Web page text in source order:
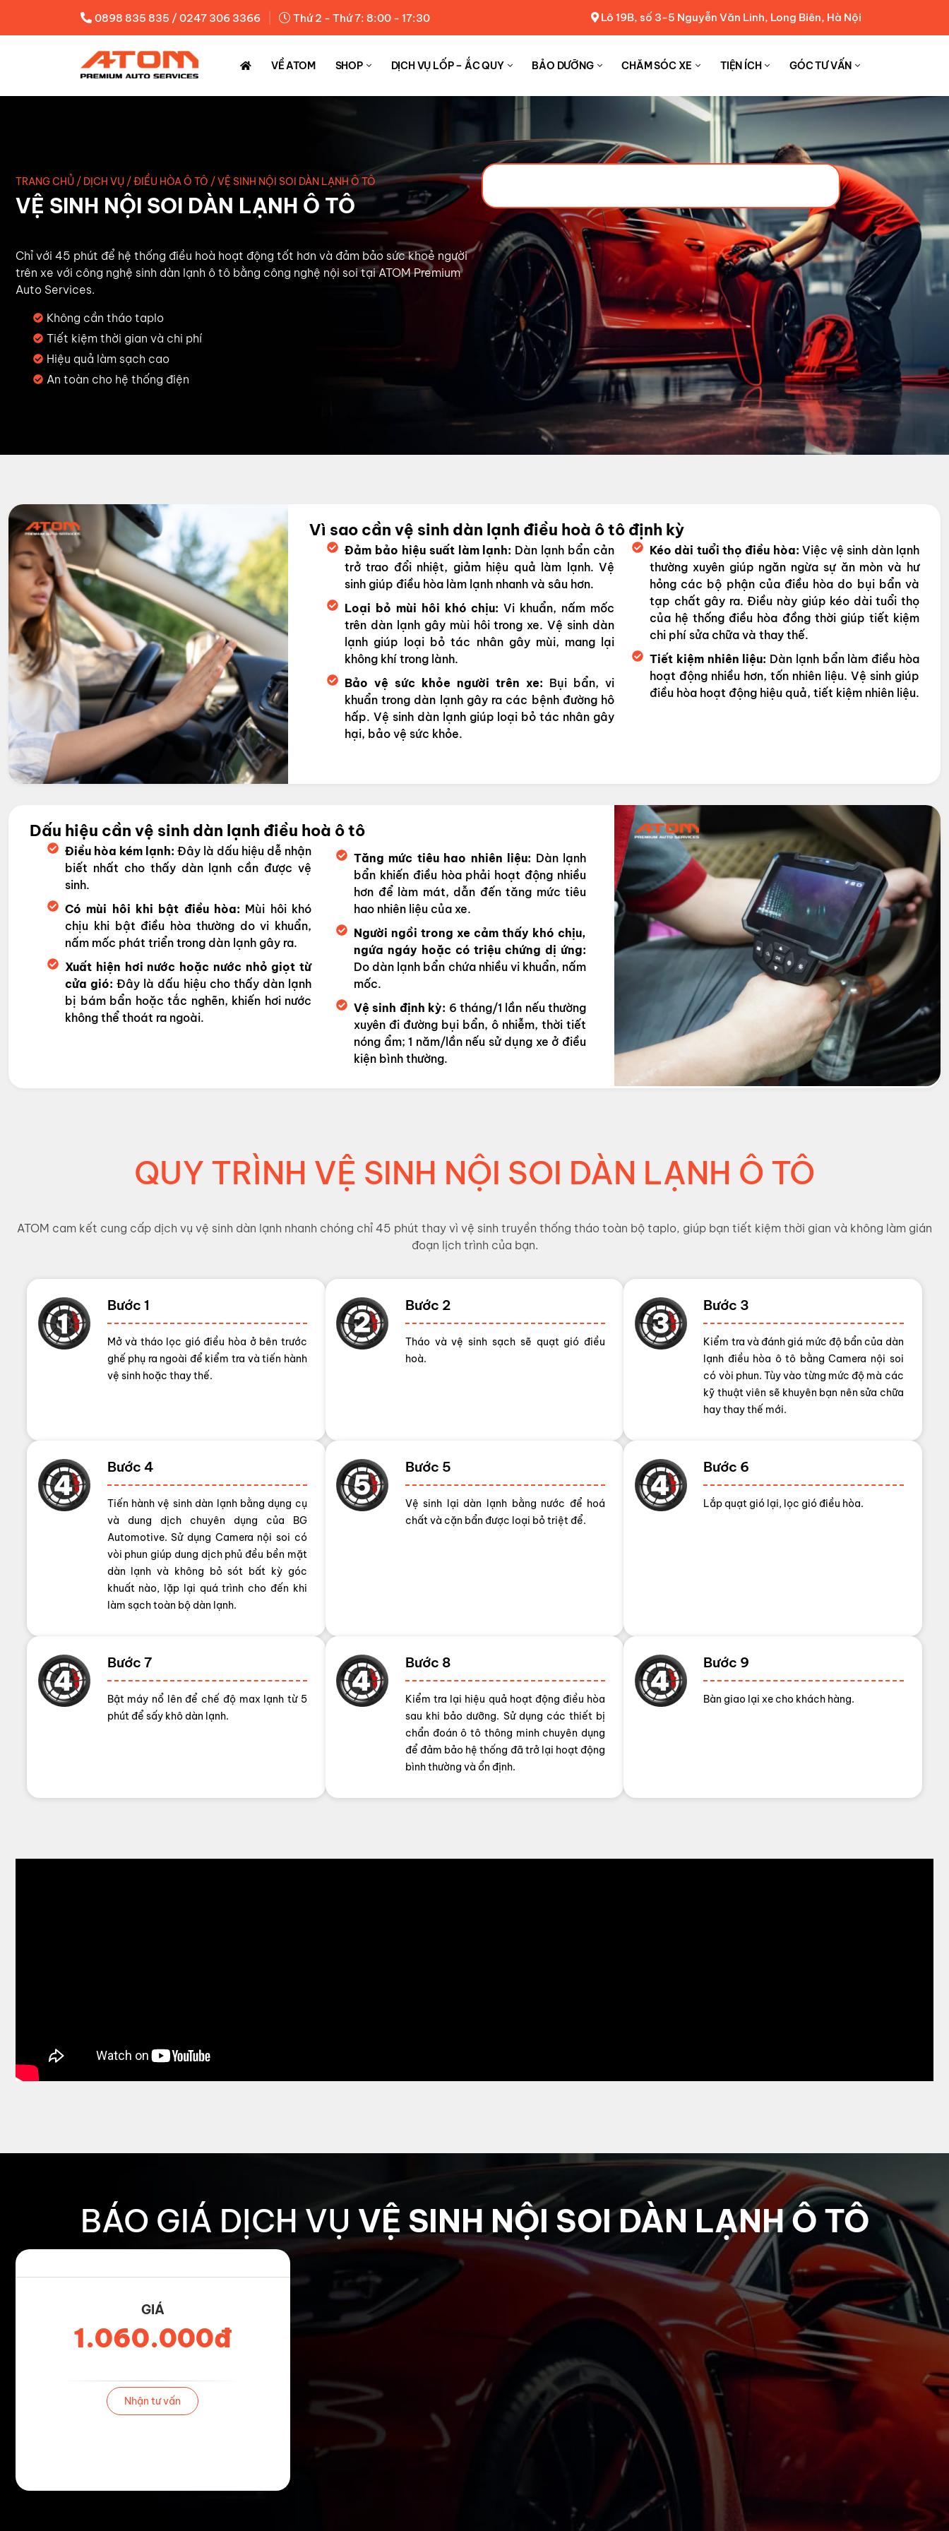
0898 835 835 / 0247 306 3366 Thứ 2 - Thứ 7: 8:00 - 17:30 Lô 19B, số 3-5 Nguyễn Văn Linh, Long Biên, Hà Nội
VỀ ATOM SHOP DỊCH VỤ LỐP – ẮC QUY BẢO DƯỠNG CHĂM SÓC XE TIỆN ÍCH GÓC TƯ VẤN
TRANG CHỦ / DỊCH VỤ /ĐIỀU HÒA Ô TÔ /VỆ SINH NỘI SOI DÀN LẠNH Ô TÔ
VỆ SINH NỘI SOI DÀN LẠNH Ô TÔ
Chỉ với 45 phút để hệ thống điều hoà hoạt động tốt hơn và đảm bảo sức khoẻ người
trên xe với công nghệ sinh dàn lạnh ô tô bằng công nghệ nội soi tại ATOM Premium
Auto Services.
Không cần tháo taplo
Tiết kiệm thời gian và chi phí
Hiệu quả làm sạch cao
An toàn cho hệ thống điện
Vì sao cần vệ sinh dàn lạnh điều hoà ô tô định kỳ
Đảm bảo hiệu suất làm lạnh: Dàn lạnh bẩn cản
trở trao đổi nhiệt, giảm hiệu quả làm lạnh. Vệ
sinh giúp điều hòa làm lạnh nhanh và sâu hơn.
Loại bỏ mùi hôi khó chịu: Vi khuẩn, nấm mốc
trên dàn lạnh gây mùi hôi trong xe. Vệ sinh dàn
lạnh giúp loại bỏ tác nhân gây mùi, mang lại
không khí trong lành.
Bảo vệ sức khỏe người trên xe: Bụi bẩn, vi
khuẩn trong dàn lạnh gây ra các bệnh đường hô
hấp. Vệ sinh dàn lạnh giúp loại bỏ tác nhân gây
hại, bảo vệ sức khỏe.
Kéo dài tuổi thọ điều hòa: Việc vệ sinh dàn lạnh
thường xuyên giúp ngăn ngừa sự ăn mòn và hư
hỏng các bộ phận của điều hòa do bụi bẩn và
tạp chất gây ra. Điều này giúp kéo dài tuổi thọ
của hệ thống điều hòa đồng thời giúp tiết kiệm
chi phí sửa chữa và thay thế.
Tiết kiệm nhiên liệu: Dàn lạnh bẩn làm điều hòa
hoạt động nhiều hơn, tốn nhiên liệu. Vệ sinh giúp
điều hòa hoạt động hiệu quả, tiết kiệm nhiên liệu.
Dấu hiệu cần vệ sinh dàn lạnh điều hoà ô tô
Điều hòa kém lạnh: Đây là dấu hiệu dễ nhận
biết nhất cho thấy dàn lạnh cần được vệ
sinh.
Có mùi hôi khi bật điều hòa: Mùi hôi khó
chịu khi bật điều hòa thường do vi khuẩn,
nấm mốc phát triển trong dàn lạnh gây ra.
Xuất hiện hơi nước hoặc nước nhỏ giọt từ
cửa gió: Đây là dấu hiệu cho thấy dàn lạnh
bị bám bẩn hoặc tắc nghẽn, khiến hơi nước
không thể thoát ra ngoài.
Tăng mức tiêu hao nhiên liệu: Dàn lạnh
bẩn khiến điều hòa phải hoạt động nhiều
hơn để làm mát, dẫn đến tăng mức tiêu
hao nhiên liệu của xe.
Người ngồi trong xe cảm thấy khó chịu,
ngứa ngáy hoặc có triệu chứng dị ứng:
Do dàn lạnh bẩn chứa nhiều vi khuẩn, nấm
mốc.
Vệ sinh định kỳ: 6 tháng/1 lần nếu thường
xuyên đi đường bụi bẩn, ô nhiễm, thời tiết
nóng ẩm; 1 năm/lần nếu sử dụng xe ở điều
kiện bình thường.
QUY TRÌNH VỆ SINH NỘI SOI DÀN LẠNH Ô TÔ
ATOM cam kết cung cấp dịch vụ vệ sinh dàn lạnh nhanh chóng chỉ 45 phút thay vì vệ sinh truyền thống tháo toàn bộ taplo, giúp bạn tiết kiệm thời gian và không làm gián
đoạn lịch trình của bạn.
Bước 1
Mở và tháo lọc gió điều hòa ở bên trước
ghế phụ ra ngoài để kiểm tra và tiến hành
vệ sinh hoặc thay thế.
Bước 2
Tháo và vệ sinh sạch sẽ quạt gió điều
hoà.
Bước 3
Kiểm tra và đánh giá mức độ bẩn của dàn
lạnh điều hòa ô tô bằng Camera nội soi
có vòi phun. Tùy vào từng mức độ mà các
kỹ thuật viên sẽ khuyên bạn nên sửa chữa
hay thay thế mới.
Bước 4
Tiến hành vệ sinh dàn lạnh bằng dụng cụ
và dung dịch chuyên dụng của BG
Automotive. Sử dụng Camera nội soi có
vòi phun giúp dung dịch phủ đều bền mặt
dàn lạnh và không bỏ sót bất kỳ góc
khuất nào, lặp lại quá trình cho đến khi
làm sạch toàn bộ dàn lạnh.
Bước 5
Vệ sinh lại dàn lạnh bằng nước để hoá
chất và cặn bẩn được loại bỏ triệt để.
Bước 6
Lắp quạt gió lại, lọc gió điều hòa.
Bước 7
Bật máy nổ lên để chế độ max lạnh từ 5
phút để sấy khô dàn lạnh.
Bước 8
Kiểm tra lại hiệu quả hoạt động điều hòa
sau khi bảo dưỡng. Sử dụng các thiết bị
chẩn đoán ô tô thông minh chuyên dụng
để đảm bảo hệ thống đã trở lại hoạt động
bình thường và ổn định.
Bước 9
Bàn giao lại xe cho khách hàng.
BÁO GIÁ DỊCH VỤ VỆ SINH NỘI SOI DÀN LẠNH Ô TÔ
GIÁ
1.060.000đ
Nhận tư vấn